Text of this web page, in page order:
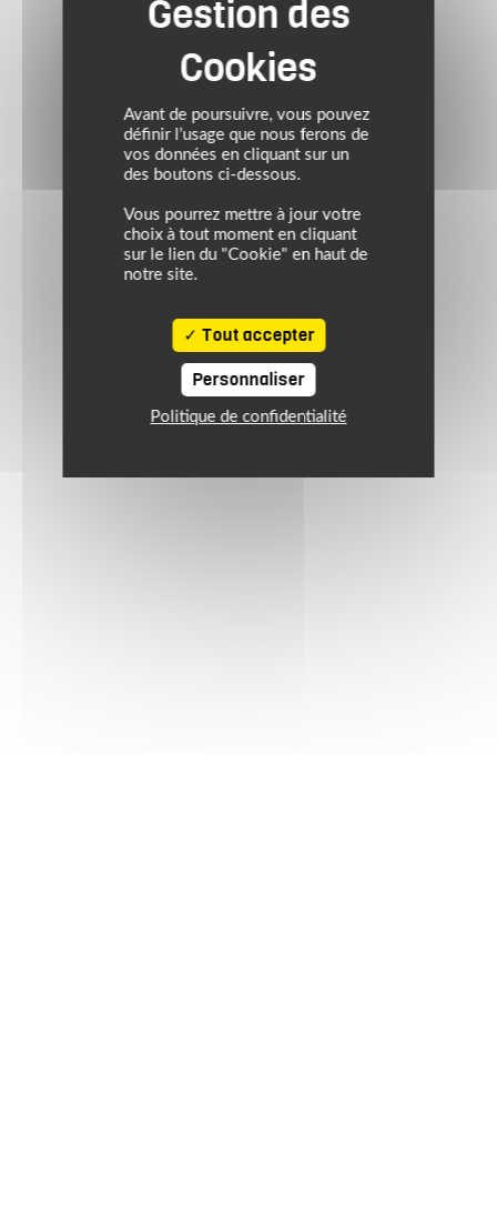
Avant de poursuivre, vous pouvez
définir l’usage que nous ferons de
vos données en cliquant sur un
des boutons ci-dessous.
Vous pourrez mettre à jour votre
choix à tout moment en cliquant
sur le lien du "Cookie" en haut de
notre site.
Tout accepter
Personnaliser
Politique de confidentialité